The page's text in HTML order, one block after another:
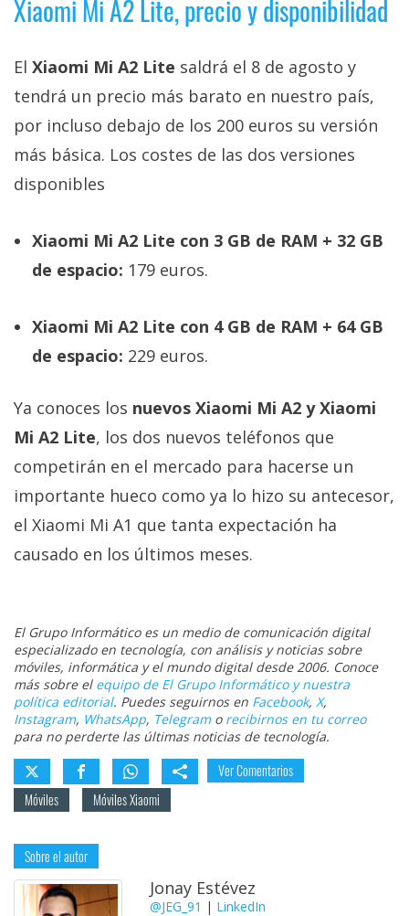
Xiaomi Mi A2 Lite, precio y disponibilidad
El Xiaomi Mi A2 Lite saldrá el 8 de agosto y
tendrá un precio más barato en nuestro país,
por incluso debajo de los 200 euros su versión
más básica. Los costes de las dos versiones
disponibles
Xiaomi Mi A2 Lite con 3 GB de RAM + 32 GB
de espacio: 179 euros.
Xiaomi Mi A2 Lite con 4 GB de RAM + 64 GB
de espacio: 229 euros.
Ya conoces los nuevos Xiaomi Mi A2 y Xiaomi
Mi A2 Lite, los dos nuevos teléfonos que
competirán en el mercado para hacerse un
importante hueco como ya lo hizo su antecesor,
el Xiaomi Mi A1 que tanta expectación ha
causado en los últimos meses.
El Grupo Informático es un medio de comunicación digital
especializado en tecnología, con análisis y noticias sobre
móviles, informática y el mundo digital desde 2006. Conoce
más sobre el equipo de El Grupo Informático y nuestra
política editorial. Puedes seguirnos en Facebook, X,
Instagram, WhatsApp, Telegramo recibirnos en tu correo
para no perderte las últimas noticias de tecnología.
Ver Comentarios
Móviles
Móviles Xiaomi
Sobre el autor
Jonay Estévez
@JEG_91 | LinkedIn